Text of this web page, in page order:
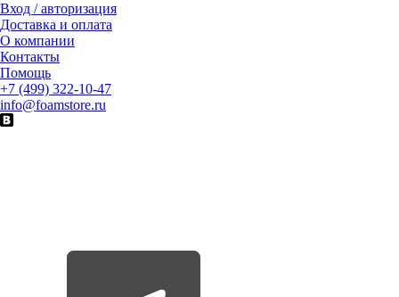
Вход / авторизация
Доставка и оплата
О компании
Контакты
Помощь
+7 (499) 322-10-47
info@foamstore.ru